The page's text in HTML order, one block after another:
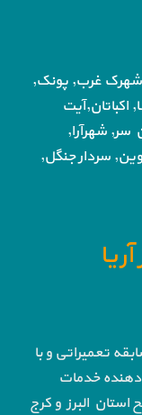
غرب, پونک,
اکباتان,آیت
سر, شهرآرا,
سردار جنگل,
تعمیراتی و با
خدمات
استان البرز و کرج